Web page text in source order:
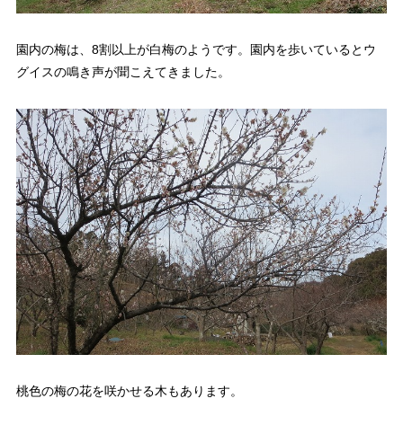
園内の梅は、8割以上が白梅のようです。園内を歩いているとウ
グイスの鳴き声が聞こえてきました。
桃色の梅の花を咲かせる木もあります。